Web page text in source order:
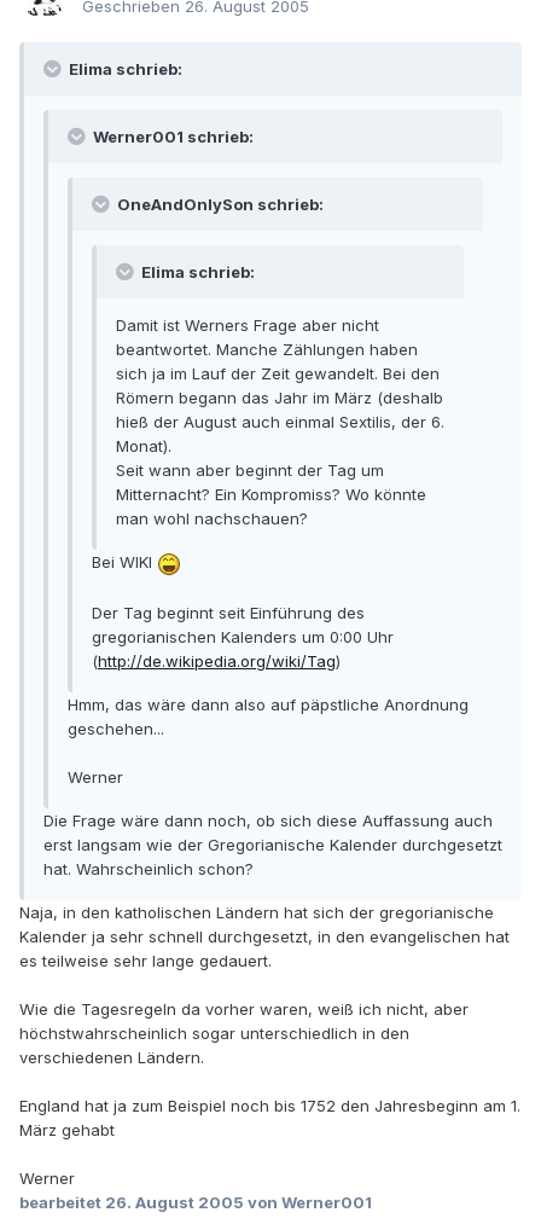
Geschrieben 26. August 2005
Elima schrieb:
Werner001 schrieb:
OneAndOnlySon schrieb:
Elima schrieb:
Damit ist Werners Frage aber nicht
beantwortet. Manche Zählungen haben
sich ja im Lauf der Zeit gewandelt. Bei den
Römern begann das Jahr im März (deshalb
hieß der August auch einmal Sextilis, der 6.
Monat).
Seit wann aber beginnt der Tag um
Mitternacht? Ein Kompromiss? Wo könnte
man wohl nachschauen?
Bei WIKI
Der Tag beginnt seit Einführung des
gregorianischen Kalenders um 0:00 Uhr
(http://de.wikipedia.org/wiki/Tag)
Hmm, das wäre dann also auf päpstliche Anordnung
geschehen...
Werner
Die Frage wäre dann noch, ob sich diese Auffassung auch
erst langsam wie der Gregorianische Kalender durchgesetzt
hat. Wahrscheinlich schon?
Naja, in den katholischen Ländern hat sich der gregorianische
Kalender ja sehr schnell durchgesetzt, in den evangelischen hat
es teilweise sehr lange gedauert.
Wie die Tagesregeln da vorher waren, weiß ich nicht, aber
höchstwahrscheinlich sogar unterschiedlich in den
verschiedenen Ländern.
England hat ja zum Beispiel noch bis 1752 den Jahresbeginn am 1.
März gehabt
Werner
bearbeitet 26. August 2005 von Werner001